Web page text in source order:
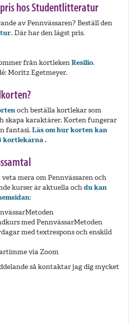
hos Studentlitteratur
av Pennvässaren? Beställ den
Där har den lägst pris.
från kortlekenResilio.
Moritz Egetmeyer.
och beställa kortlekar som
skapa karaktärer. Korten fungerar
fantasi.Läs om hur korten kan
kortlekarna.
mera om Pennvässaren och
kurser är aktuella ochdu kan
:
med PennvässarMetoden
med textrespons och enskild
via Zoom
så kontaktar jag dig mycket